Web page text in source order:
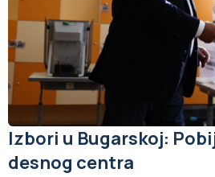
Izbori u Bugarskoj:
desnog centra